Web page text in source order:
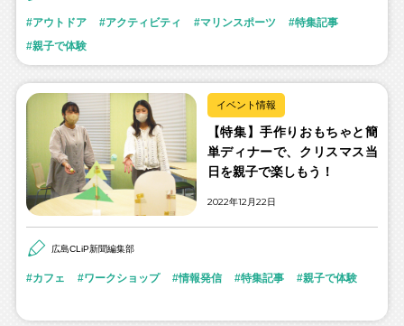
アウトドア アクティビティ マリンスポーツ
特集記事
親子で体験
イベント情報
【特集】手作りおもちゃと簡
単ディナーで、クリスマス当
日を親子で楽しもう！
2022年12月22日
広島CLiP新聞編集部
カフェ ワークショップ 情報発信 特集記事 親子で体験